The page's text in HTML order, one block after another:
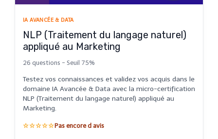
IA AVANCÉE & DATA
NLP (Traitement du langage naturel)
appliqué au Marketing
26 questions - Seuil 75%
Testez vos connaissances et validez vos acquis dans le
domaine IA Avancée & Data avec la micro-certification
NLP (Traitement du langage naturel) appliqué au
Marketing.
☆☆☆☆☆Pas encore d avis